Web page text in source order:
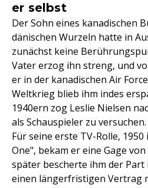
er selbst
Der Sohn eines kanadischen
dänischen Wurzeln hatte in
zunächst keine
Vater erzog ihn streng, und
er in der kanadischen Air
Weltkrieg blieb ihm indes
1940ern zog Leslie Nielsen
als Schauspieler zu versuchen.
Für seine erste TV-Rolle,
One", bekam er eine Gage von
später bescherte ihm der Part
einen längerfristigen Vertrag